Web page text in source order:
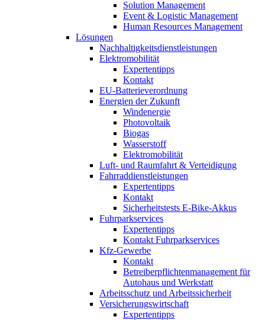
Solution Management
Event & Logistic Management
Human Resources Management
Lösungen
Nachhaltigkeitsdienstleistungen
Elektromobilität
Expertentipps
Kontakt
EU-Batterieverordnung
Energien der Zukunft
Windenergie
Photovoltaik
Biogas
Wasserstoff
Elektromobilität
Luft- und Raumfahrt & Verteidigung
Fahrraddienstleistungen
Expertentipps
Kontakt
Sicherheitstests E-Bike-Akkus
Fuhrparkservices
Expertentipps
Kontakt Fuhrparkservices
Kfz-Gewerbe
Kontakt
Betreiberpflichtenmanagement für
Autohaus und Werkstatt
Arbeitsschutz und Arbeitssicherheit
Versicherungswirtschaft
Expertentipps